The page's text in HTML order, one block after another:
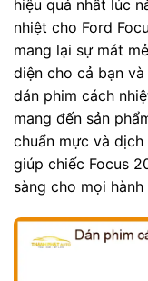
hiệu quả nhất lúc
nhiệt cho Ford
mang lại sự mát
diện cho cả bạn
dán phim cách
mang đến sản
chuẩn mực và
giúp chiếc Focus
sàng cho mọi hành